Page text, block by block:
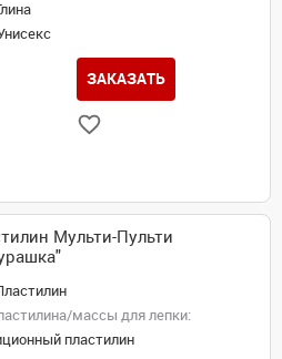
ЗАКАЗАТЬ
Мульти-Пульти
массы для лепки:
пластилин